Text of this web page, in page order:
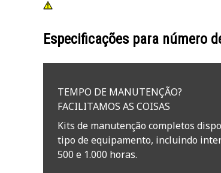
Especificações para número
TEMPO DE MANUTENÇÃO?
FACILITAMOS AS COISAS
Kits de manutenção completos
tipo de equipamento, incluindo
500 e 1.000 horas.